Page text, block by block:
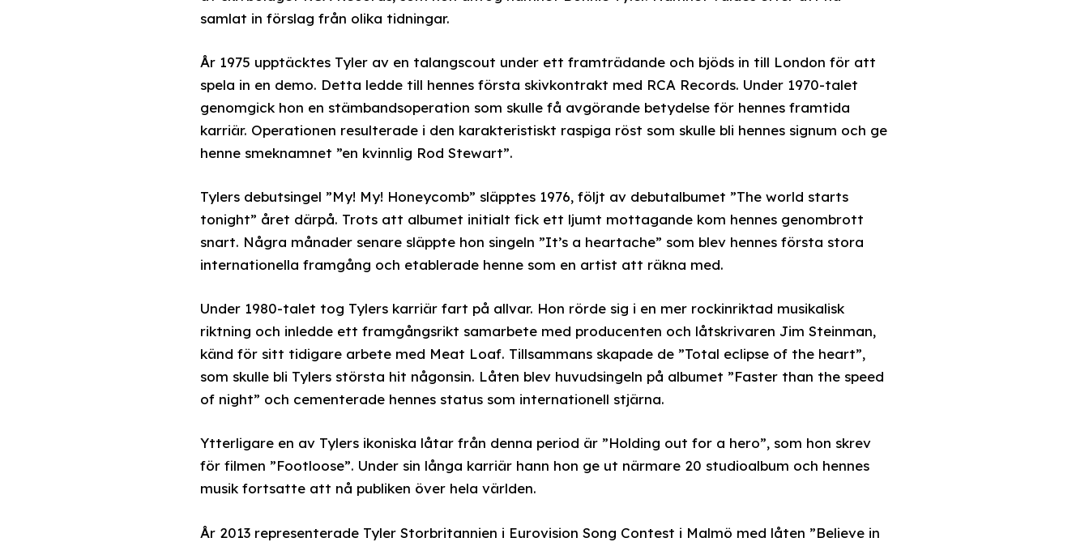
samlat in förslag från olika tidningar.
År 1975 upptäcktes Tyler av en talangscout under ett framträdande och bjöds in till London för att
spela in en demo. Detta ledde till hennes första skivkontrakt med RCA Records. Under 1970-talet
genomgick hon en stämbandsoperation som skulle få avgörande betydelse för hennes framtida
karriär. Operationen resulterade i den karakteristiskt raspiga röst som skulle bli hennes signum och ge
henne smeknamnet ”en kvinnlig Rod Stewart”.
Tylers debutsingel ”My! My! Honeycomb” släpptes 1976, följt av debutalbumet ”The world starts
tonight” året därpå. Trots att albumet initialt fick ett ljumt mottagande kom hennes genombrott
snart. Några månader senare släppte hon singeln ”It’s a heartache” som blev hennes första stora
internationella framgång och etablerade henne som en artist att räkna med.
Under 1980-talet tog Tylers karriär fart på allvar. Hon rörde sig i en mer rockinriktad musikalisk
riktning och inledde ett framgångsrikt samarbete med producenten och låtskrivaren Jim Steinman,
känd för sitt tidigare arbete med Meat Loaf. Tillsammans skapade de ”Total eclipse of the heart”,
som skulle bli Tylers största hit någonsin. Låten blev huvudsingeln på albumet ”Faster than the speed
of night” och cementerade hennes status som internationell stjärna.
Ytterligare en av Tylers ikoniska låtar från denna period är ”Holding out for a hero”, som hon skrev
för filmen ”Footloose”. Under sin långa karriär hann hon ge ut närmare 20 studioalbum och hennes
musik fortsatte att nå publiken över hela världen.
År 2013 representerade Tyler Storbritannien i Eurovision Song Contest i Malmö med låten ”Believe in